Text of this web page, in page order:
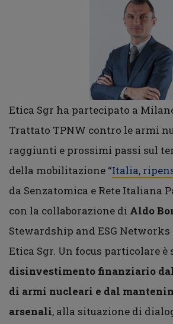
Etica Sgr ha partecipato a
Trattato TPNW contro le armi
raggiunti e prossimi passi sul
della mobilitazione “Italia,
da Senzatomica e Rete Italiana
con la collaborazione di Aldo
Stewardship and ESG
Etica Sgr. Un focus particolare è
disinvestimento finanziario
di armi nucleari e dal
arsenali, alla situazione di